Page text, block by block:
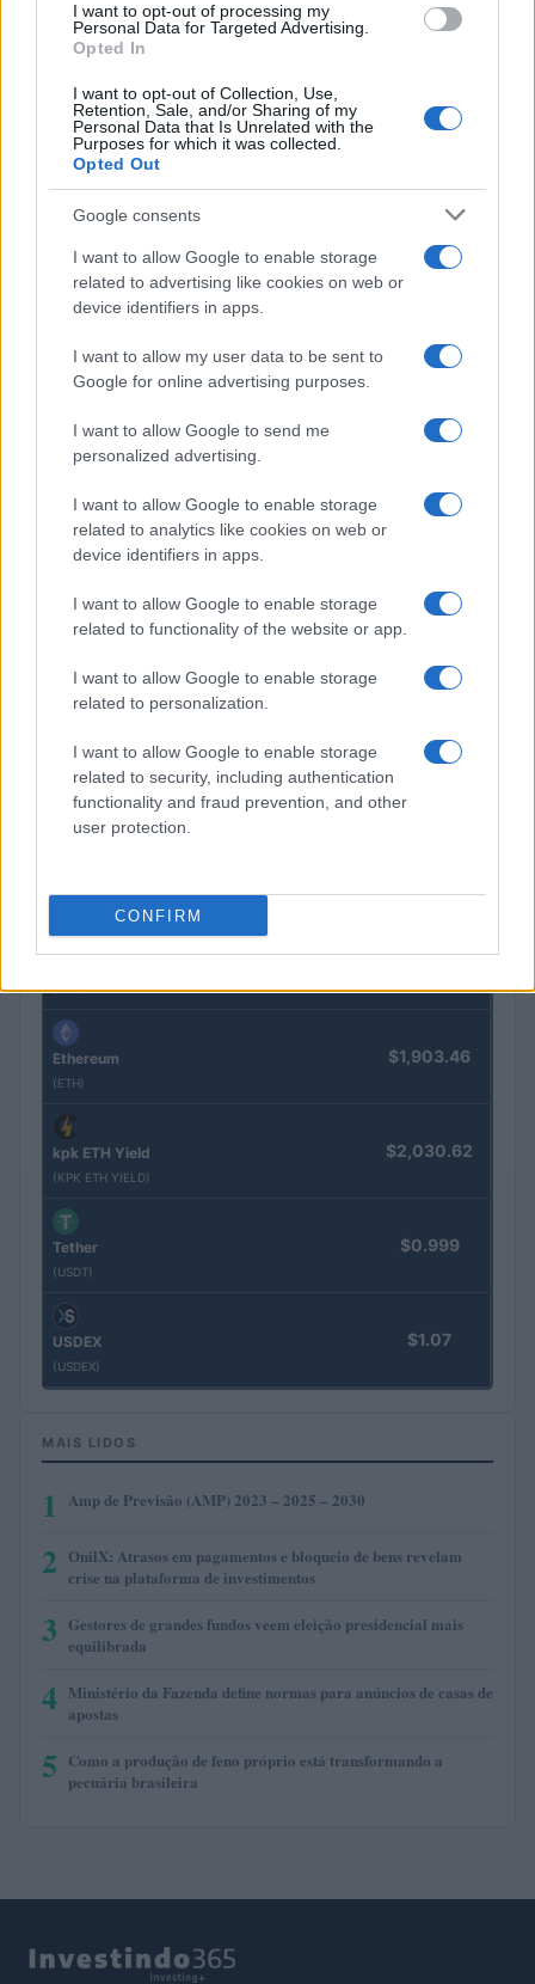
I want to opt-out of processing my
Personal Data for Targeted Advertising.
Opted In
I want to opt-out of Collection, Use,
Retention, Sale, and/or Sharing of my
Personal Data that Is Unrelated with the
Purposes for which it was collected.
Opted Out
Google consents
I want to allow Google to enable storage
related to advertising like cookies on web or
device identifiers in apps.
I want to allow my user data to be sent to
Google for online advertising purposes.
I want to allow Google to send me
personalized advertising.
I want to allow Google to enable storage
related to analytics like cookies on web or
device identifiers in apps.
I want to allow Google to enable storage
related to functionality of the website or app.
I want to allow Google to enable storage
related to personalization.
I want to allow Google to enable storage
related to security, including authentication
functionality and fraud prevention, and other
user protection.
CONFIRM
Principais ações recomendadas para dividendos em agosto de
Bruno Costa · 6 ago 2026
COTAÇÕES CRYPTO
Preço
$83,270.00
(PAXG)
JDB
(JDB)
$0.022
kpk ETH Prime
(KPK ETH PRIME)
$2,034.90
(SYBTC)
(BTC)
$64,301.00
Ethereum
(ETH)
$1,903.46
kpk ETH Yield
(KPK ETH YIELD)
$2,030.62
Tether
(USDT)
$0.999
USDEX
(USDEX)
$1.07
MAIS LIDOS
1 Amp de Previsão (AMP) 2023 – 2025 – 2030
2 OnilX: Atrasos em pagamentos e bloqueio de bens revelam
crise na plataforma de investimentos
3 Gestores de grandes fundos veem eleição presidencial mais
equilibrada
4 Ministério da Fazenda define normas para anúncios de casas de
apostas
5 Como a produção de feno próprio está transformando a
pecuária brasileira